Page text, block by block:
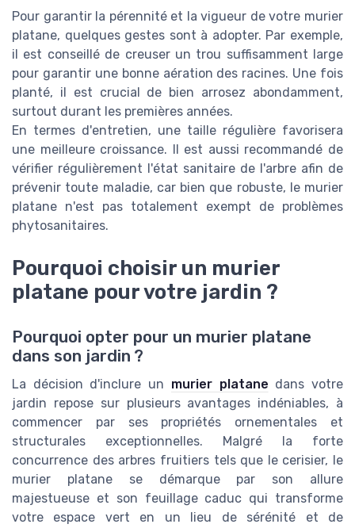
Pour garantir la pérennité et la vigueur de votre murier
platane, quelques gestes sont à adopter. Par exemple,
il est conseillé de creuser un trou suffisamment large
pour garantir une bonne aération des racines. Une fois
planté, il est crucial de bien arrosez abondamment,
surtout durant les premières années.
En termes d'entretien, une taille régulière favorisera
une meilleure croissance. Il est aussi recommandé de
vérifier régulièrement l'état sanitaire de l'arbre afin de
prévenir toute maladie, car bien que robuste, le murier
platane n'est pas totalement exempt de problèmes
phytosanitaires.
Pourquoi choisir un murier
platane pour votre jardin ?
Pourquoi opter pour un murier platane
dans son jardin ?
La décision d'inclure un murier platane dans votre
jardin repose sur plusieurs avantages indéniables, à
commencer par ses propriétés ornementales et
structurales exceptionnelles. Malgré la forte
concurrence des arbres fruitiers tels que le cerisier, le
murier platane se démarque par son allure
majestueuse et son feuillage caduc qui transforme
votre espace vert en un lieu de sérénité et de